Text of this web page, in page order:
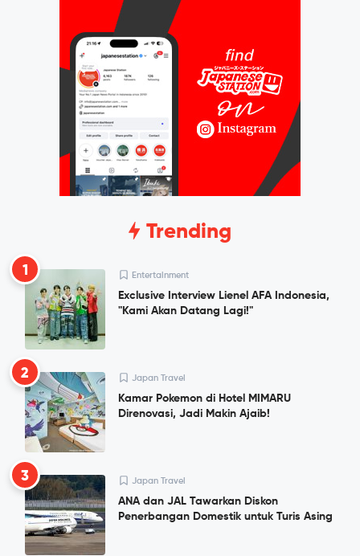
Trending
1 Entertainment
Exclusive Interview Lienel AFA Indonesia,
"Kami Akan Datang Lagi!"
2 Japan Travel
Kamar Pokemon di Hotel MIMARU
Direnovasi, Jadi Makin Ajaib!
3 Japan Travel
ANA dan JAL Tawarkan Diskon
Penerbangan Domestik untuk Turis Asing